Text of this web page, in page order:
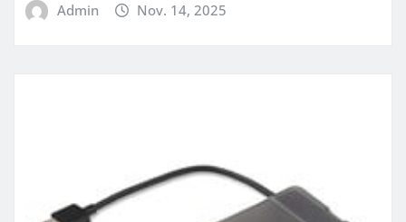
Admin Nov. 14, 2025